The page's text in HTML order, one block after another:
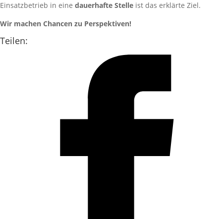
Einsatzbetrieb in eine dauerhafte Stelle ist das erklärte Ziel.
Wir machen Chancen zu Perspektiven!
Teilen: